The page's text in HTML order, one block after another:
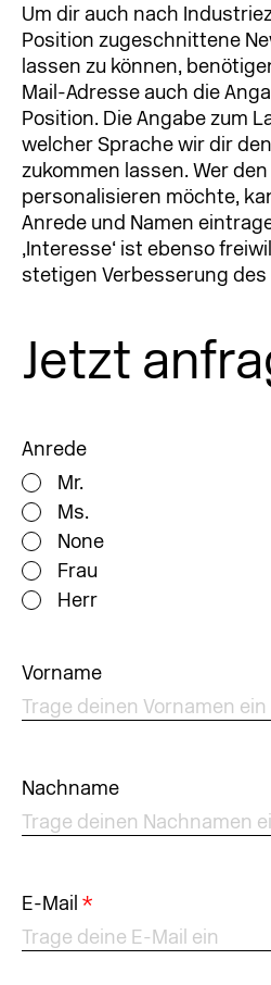
Um dir auch nach
Position zugeschnittene
lassen zu können,
Mail-Adresse auch die
Position. Die Angabe zum
welcher Sprache wir dir
zukommen lassen. Wer
personalisieren möchte,
Anrede und Namen
‚Interesse‘ ist ebenso
stetigen Verbesserung
Jetzt
Anrede
Mr.
Ms.
None
Frau
Herr
Vorname
Nachname
E-Mail *